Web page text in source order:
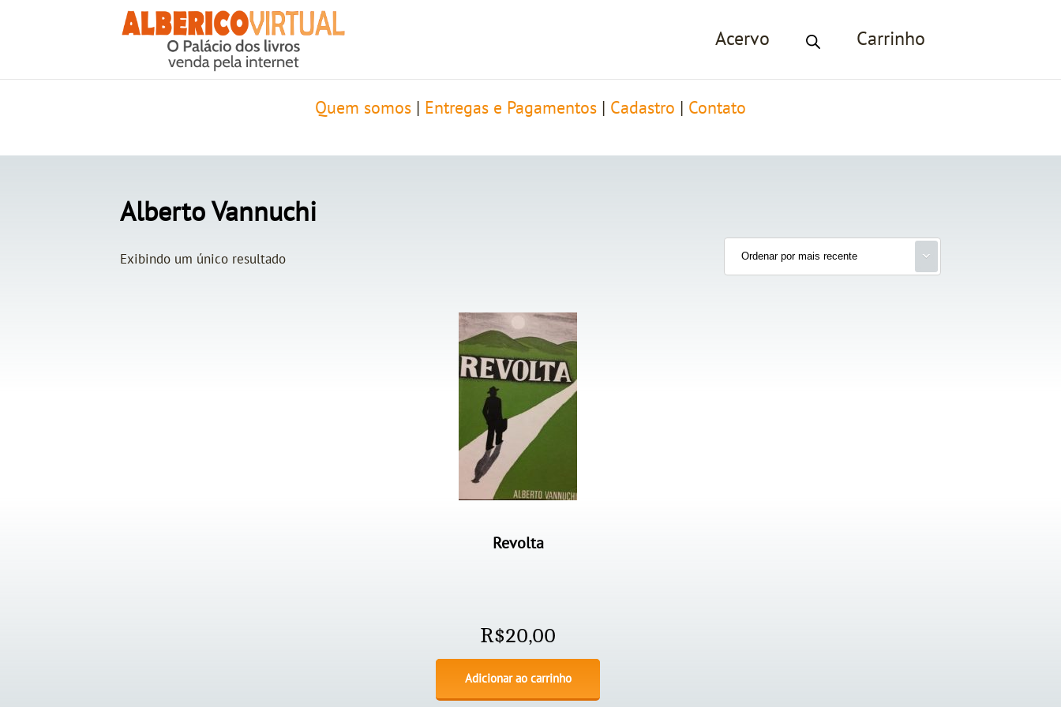
Acervo Carrinho
Quem somos Entregas e Pagamentos Cadastro Contato
Alberto Vannuchi
Exibindo um único resultado
Revolta
R$20,00
Adicionar ao carrinho